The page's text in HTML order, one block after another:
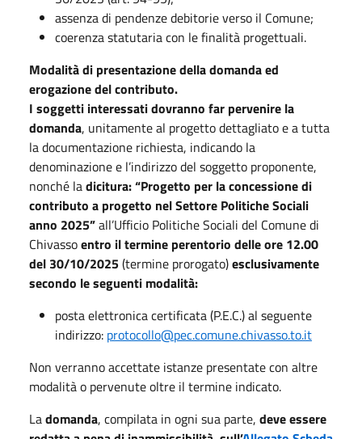
assenza di pendenze debitorie verso il Comune;
coerenza statutaria con le finalità progettuali.
Modalità di presentazione della domanda ed
erogazione del contributo.
I soggetti interessati dovranno far pervenire la
domanda, unitamente al progetto dettagliato e a tutta
la documentazione richiesta, indicando la
denominazione e l’indirizzo del soggetto proponente,
nonché ladicitura: “Progetto per la concessione di
contributo a progetto nel Settore Politiche Sociali
anno 2025”all’Ufficio Politiche Sociali del Comune di
Chivassoentro il termine perentorio delle ore 12.00
del 30/10/2025(termine prorogato)esclusivamente
secondo le seguenti modalità:
posta elettronica certificata (P.E.C.) al seguente
indirizzo: protocollo@pec.comune.chivasso.to.it
Non verranno accettate istanze presentate con altre
modalità o pervenute oltre il termine indicato.
Ladomanda, compilata in ogni sua parte, deve essere